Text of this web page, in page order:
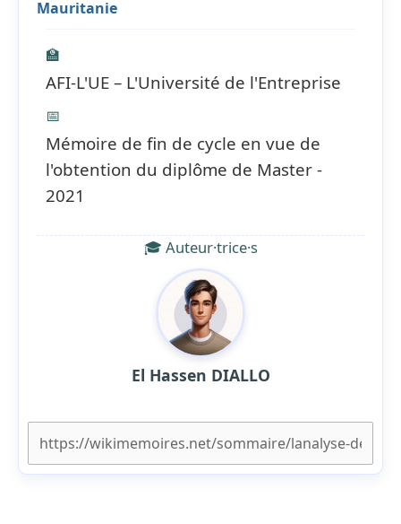
Mauritanie
🏫
AFI-L'UE – L'Université de l'Entreprise
📅
Mémoire de fin de cycle en vue de
l'obtention du diplôme de Master -
2021
🎓 Auteur·trice·s
El Hassen DIALLO